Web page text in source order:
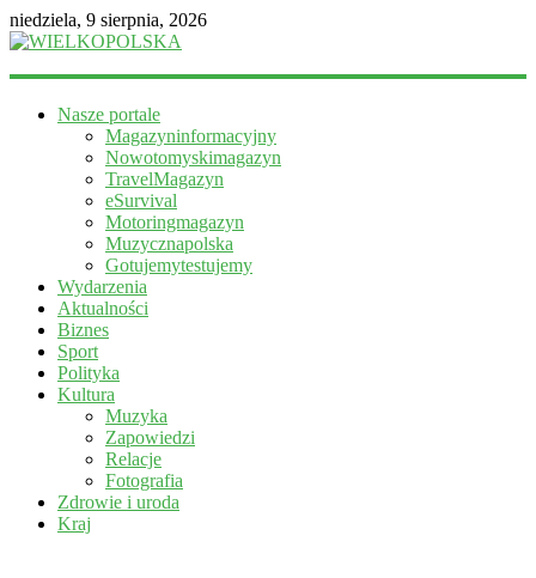
niedziela, 9 sierpnia, 2026
WIELKOPOLSKA
informacyjny
Nasze portale
Magazyninformacyjny
Nowotomyskimagazyn
TravelMagazyn
eSurvival
Motoringmagazyn
Muzycznapolska
Gotujemytestujemy
Wydarzenia
Aktualności
Biznes
Sport
Polityka
Kultura
Muzyka
Zapowiedzi
Relacje
Fotografia
Zdrowie i uroda
Kraj